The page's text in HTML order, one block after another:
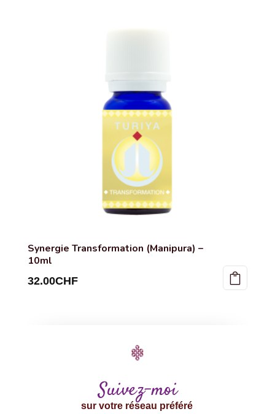
Synergie Transformation (Manipura) –
10ml
32.00CHF
Suivez-moi
sur votre réseau préféré